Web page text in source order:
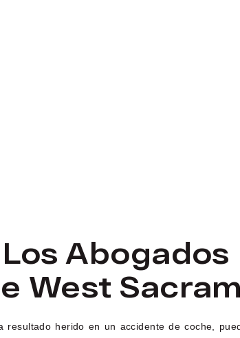
West
herido en un accidente de coche,